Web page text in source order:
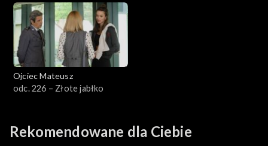
Sezon 13
Sezon 12
Sezon 11
Sezon 9
Ojciec Mateusz
odc. 226 – Złote jabłko
Rekomendowane dla Ciebie